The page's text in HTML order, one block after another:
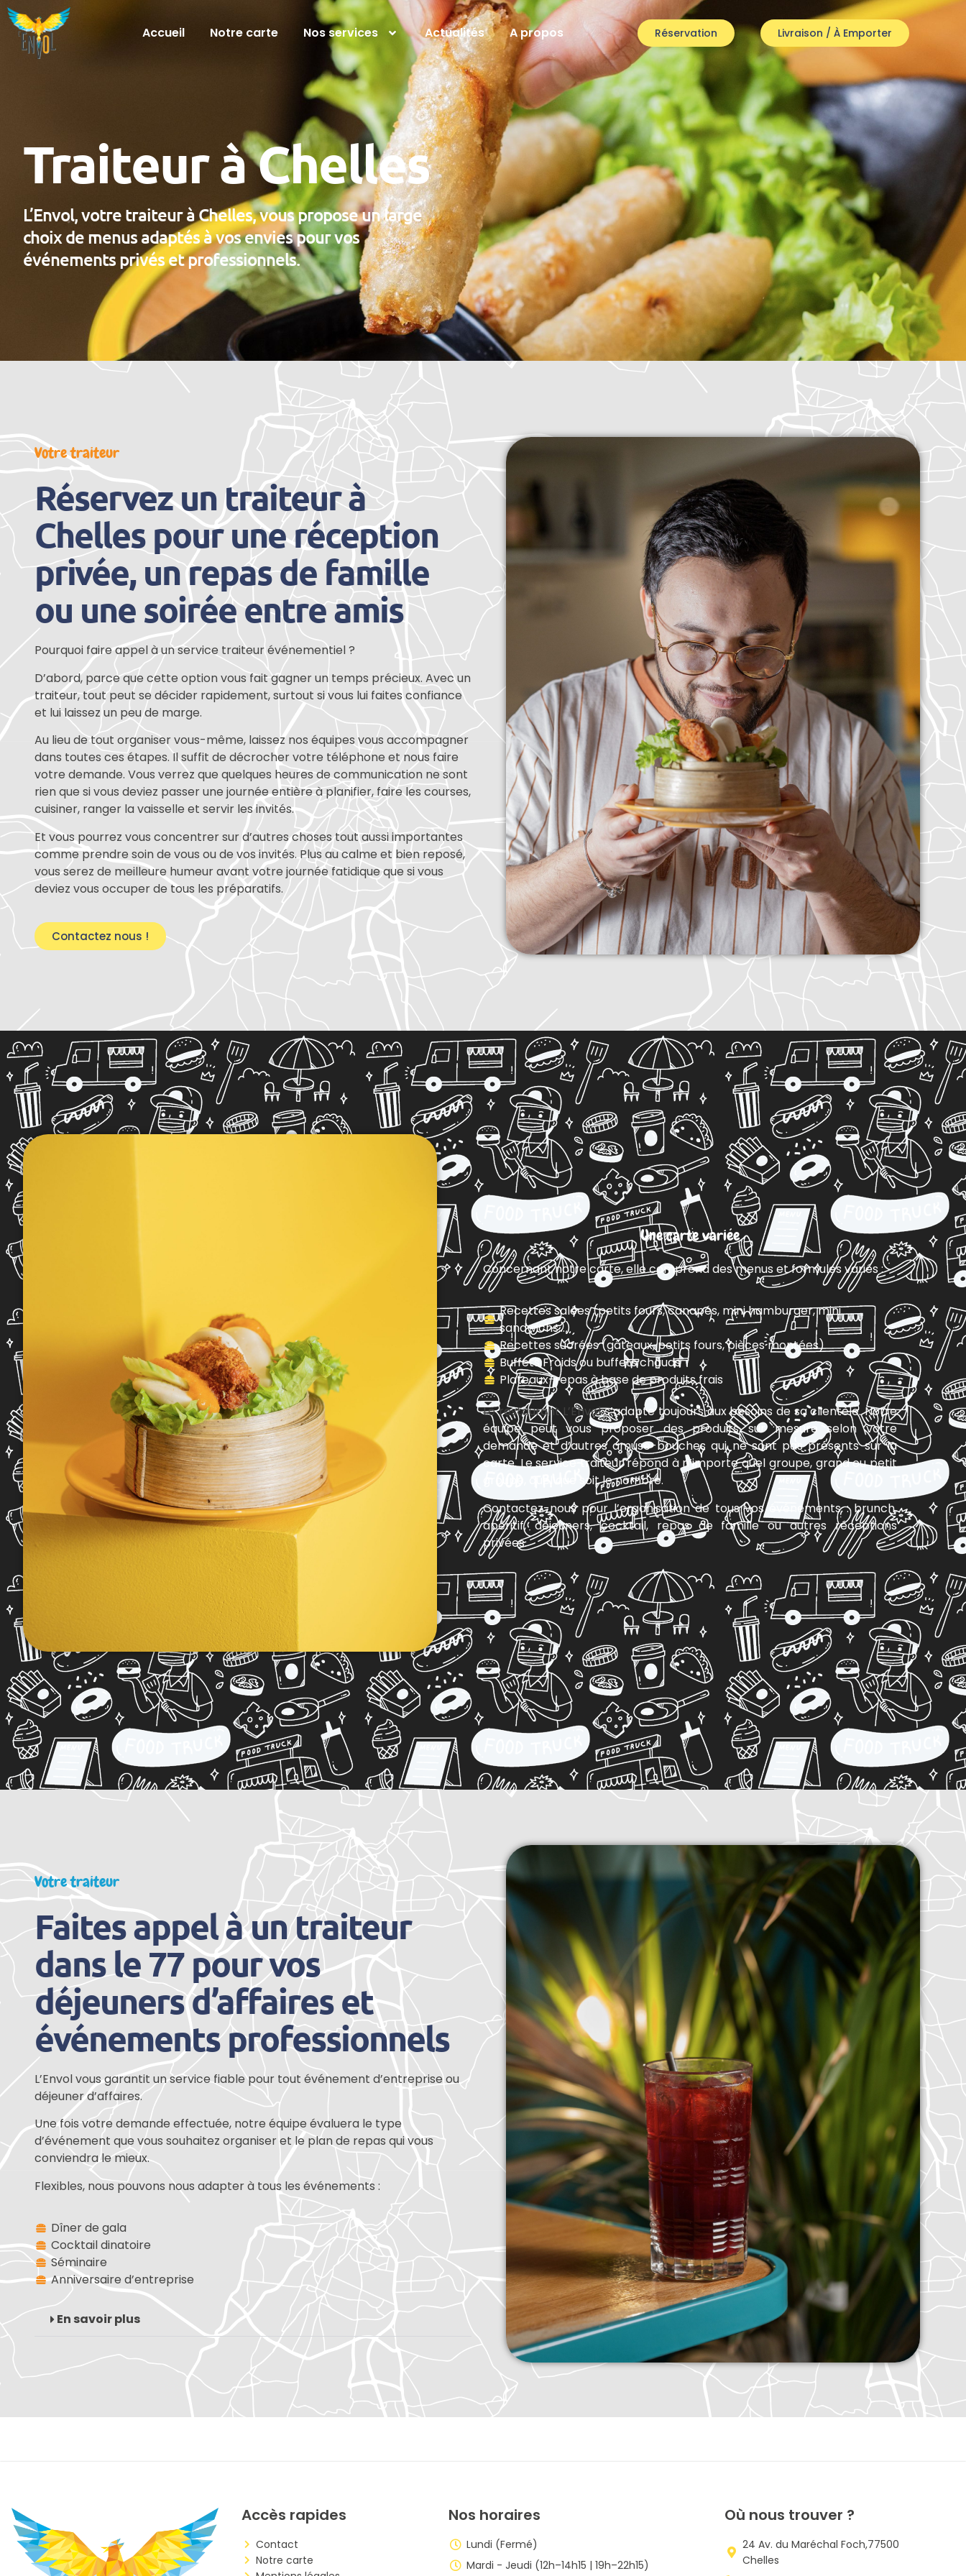
Accueil Notre carte Nos services Actualités A propos Réservation Livraison / À Emporter
Traiteur à Chelles
L’Envol, votre traiteur à Chelles, vous propose un large
choix de menus adaptés à vos envies pour vos
événements privés et professionnels.
Votre traiteur
Réservez un traiteur à
Chelles pour une réception
privée, un repas de famille
ou une soirée entre amis
Pourquoi faire appel à un service traiteur événementiel ?
D’abord, parce que cette option vous fait gagner un temps précieux. Avec un
traiteur, tout peut se décider rapidement, surtout si vous lui faites confiance
et lui laissez un peu de marge.
Au lieu de tout organiser vous-même, laissez nos équipes vous accompagner
dans toutes ces étapes. Il suffit de décrocher votre téléphone et nous faire
votre demande. Vous verrez que quelques heures de communication ne sont
rien que si vous deviez passer une journée entière à planifier, faire les courses,
cuisiner, ranger la vaisselle et servir les invités.
Et vous pourrez vous concentrer sur d’autres choses tout aussi importantes
comme prendre soin de vous ou de vos invités. Plus au calme et bien reposé,
vous serez de meilleure humeur avant votre journée fatidique que si vous
deviez vous occuper de tous les préparatifs.
Contactez nous !
Une carte variée
Concernant notre carte, elle comprend des menus et formules variés :
Recettes salées (petits fours, canapés, mini hamburger, mini
sandwichs…)
Recettes sucrées (gâteaux, petits fours, pièces montées)
Buffets Froids ou buffets chauds
Plateaux-repas à base de produits frais
Le restaurant L’Envols’adapte toujours aux besoins de sa clientèle. Notre
équipe peut vous proposer des produits sur mesure selon votre
demande et d’autres amuse-bouches qui ne sont pas présents sur la
carte. Le service traiteur répond à n’importe quel groupe, grand ou petit
groupe, quel que soit le nombre.
Contactez-nous pour l’organisation de tous vos événements : brunch,
apéritif, déjeuners, cocktail, repas de famille ou autres réceptions
privées.
Votre traiteur
Faites appel à un traiteur
dans le 77 pour vos
déjeuners d’affaires et
événements professionnels
L’Envol vous garantit un service fiable pour tout événement d’entreprise ou
déjeuner d’affaires.
Une fois votre demande effectuée, notre équipe évaluera le type
d’événement que vous souhaitez organiser et le plan de repas qui vous
conviendra le mieux.
Flexibles, nous pouvons nous adapter à tous les événements :
Dîner de gala
Cocktail dinatoire
Séminaire
Anniversaire d’entreprise
En savoir plus
Accès rapides
Contact
Notre carte
Nos horaires
Lundi (Fermé)
Mardi - Jeudi (12h–14h15 | 19h–22h15)
Où nous trouver ?
24 Av. du Maréchal Foch,77500
Chelles